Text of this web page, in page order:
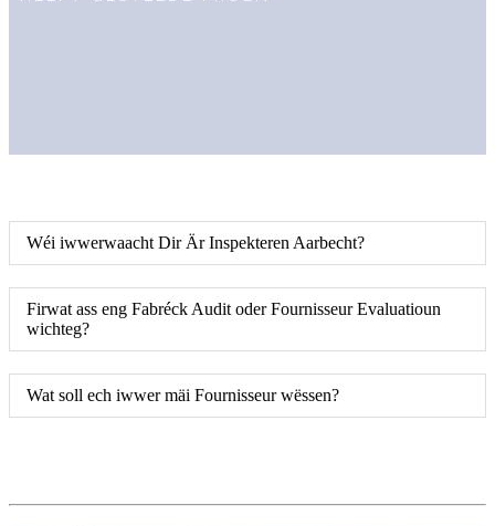
Wéi iwwerwaacht Dir Är Inspekteren Aarbecht?
Firwat ass eng Fabréck Audit oder Fournisseur Evaluatioun
wichteg?
Wat soll ech iwwer mäi Fournisseur wëssen?